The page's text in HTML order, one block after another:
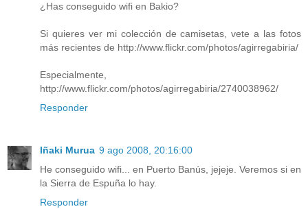
¿Has conseguido wifi en Bakio?
Si quieres ver mi colección de camisetas, vete a las fotos
más recientes de http://www.flickr.com/photos/agirregabiria/
Especialmente,
http://www.flickr.com/photos/agirregabiria/2740038962/
Responder
Iñaki Murua 9 ago 2008, 20:16:00
He conseguido wifi... en Puerto Banús, jejeje. Veremos si en
la Sierra de Espuña lo hay.
Responder